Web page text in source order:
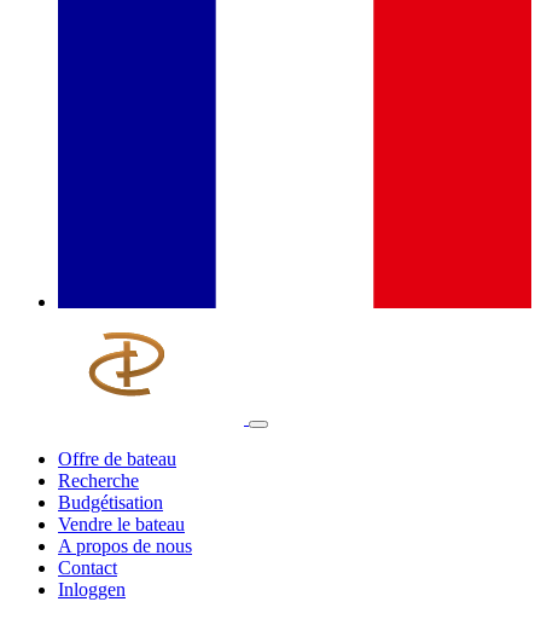
Offre de bateau
Recherche
Budgétisation
Vendre le bateau
A propos de nous
Contact
Inloggen